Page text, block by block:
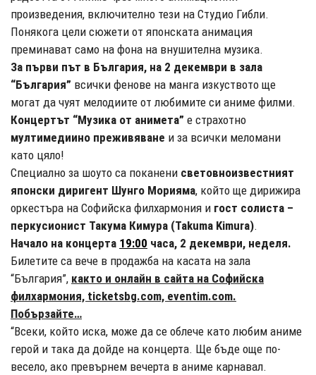
произведения, включително тези на Студио Гибли.
Понякога цели сюжети от японската анимация
преминават само на фона на внушителна музика.
За първи път в България, на 2 декември в зала
“България” всички фенове на манга изкуството ще
могат да чуят мелодиите от любимите си аниме филми.
Концертът “Музика от анимета” е страхотно
мултимедиино преживяване и за всички меломани
като цяло!
Специално за шоуто са поканени световноизвестният
японски диригент Шунго Морияма, който ще дирижира
оркестъра на Софийска филхармония и гост солиста –
перкусионист Такума Кимура (Takuma Kimura).
Начало на концерта 19:00 часа, 2 декември, неделя.
Билетите са вече в продажба на касата на зала
“България”, както и онлайн в сайта на Софийска
филхармония, ticketsbg.com, eventim.com.
Побързайте…
“Всеки, който иска, може да се облече като любим аниме
герой и така да дойде на концерта. Ще бъде още по-
весело, ако превърнем вечерта в аниме карнавал.